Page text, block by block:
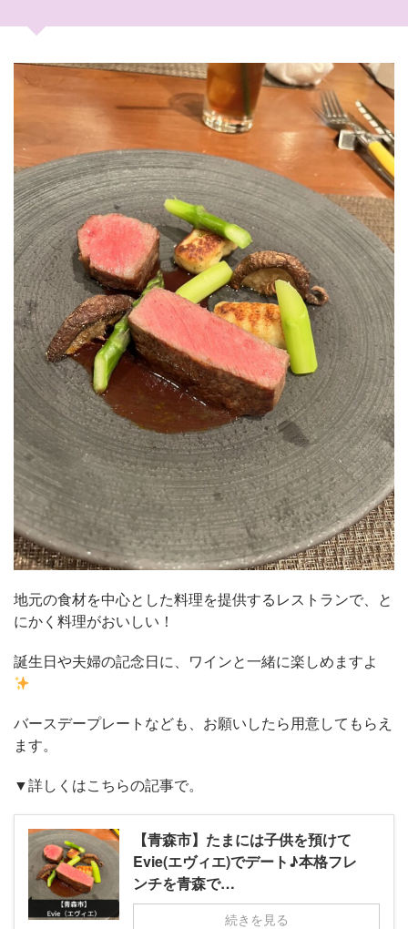
地元の食材を中心とした料理を提供するレストランで、と
にかく料理がおいしい！
誕生日や夫婦の記念日に、ワインと一緒に楽しめますよ
バースデープレートなども、お願いしたら用意してもらえ
ます。
▼詳しくはこちらの記事で。
【青森市】たまには子供を預けて
Evie(エヴィエ)でデート♪本格フレ
ンチを青森で…
続きを見る